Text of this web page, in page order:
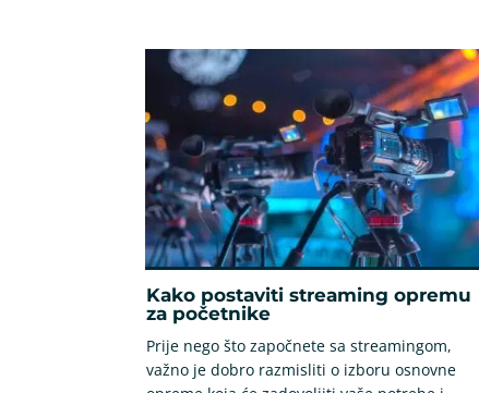
Kako postaviti streaming opremu
za početnike
Prije nego što započnete sa streamingom,
važno je dobro razmisliti o izboru osnovne